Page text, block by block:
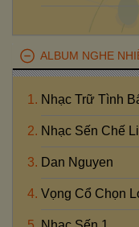
ALBUM NGHE
Nhạc Trữ Tình
Nhạc Sến Chế
Dan Nguyen
Vọng Cổ Chọn